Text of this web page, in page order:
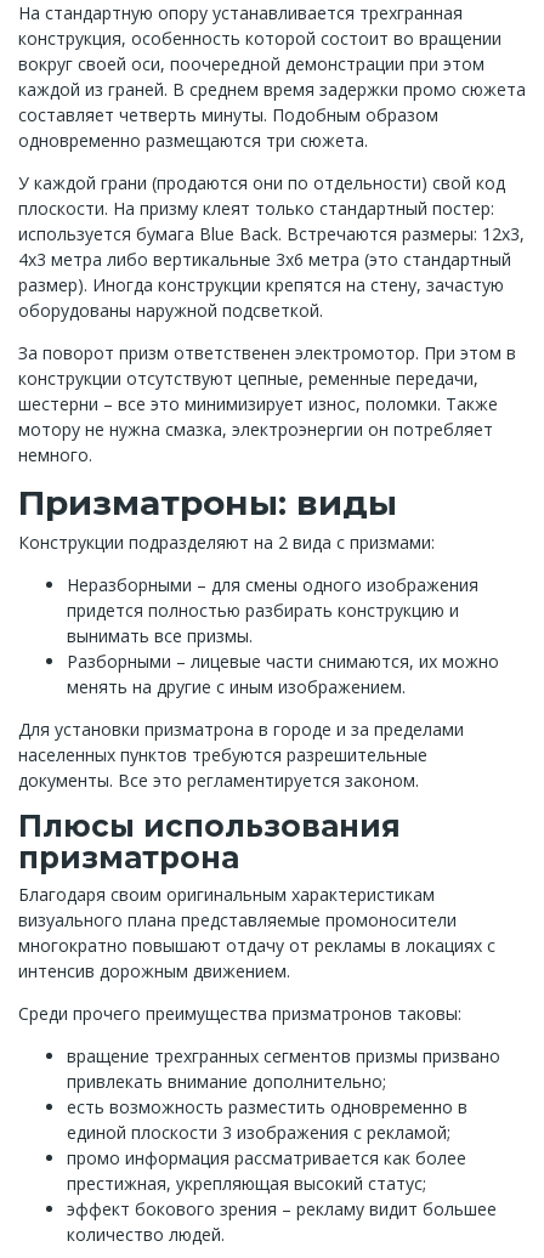
На стандартную опору устанавливается трехгранная
конструкция, особенность которой состоит во вращении
вокруг своей оси, поочередной демонстрации при этом
каждой из граней. В среднем время задержки промо сюжета
составляет четверть минуты. Подобным образом
одновременно размещаются три сюжета.
У каждой грани (продаются они по отдельности) свой код
плоскости. На призму клеят только стандартный постер:
используется бумага Blue Back. Встречаются размеры: 12х3,
4х3 метра либо вертикальные 3х6 метра (это стандартный
размер). Иногда конструкции крепятся на стену, зачастую
оборудованы наружной подсветкой.
За поворот призм ответственен электромотор. При этом в
конструкции отсутствуют цепные, ременные передачи,
шестерни – все это минимизирует износ, поломки. Также
мотору не нужна смазка, электроэнергии он потребляет
немного.
Призматроны: виды
Конструкции подразделяют на 2 вида с призмами:
Неразборными – для смены одного изображения
придется полностью разбирать конструкцию и
вынимать все призмы.
Разборными – лицевые части снимаются, их можно
менять на другие с иным изображением.
Для установки призматрона в городе и за пределами
населенных пунктов требуются разрешительные
документы. Все это регламентируется законом.
Плюсы использования
призматрона
Благодаря своим оригинальным характеристикам
визуального плана представляемые промоносители
многократно повышают отдачу от рекламы в локациях с
интенсив дорожным движением.
Среди прочего преимущества призматронов таковы:
вращение трехгранных сегментов призмы призвано
привлекать внимание дополнительно;
есть возможность разместить одновременно в
единой плоскости 3 изображения с рекламой;
промо информация рассматривается как более
престижная, укрепляющая высокий статус;
эффект бокового зрения – рекламу видит большее
количество людей.